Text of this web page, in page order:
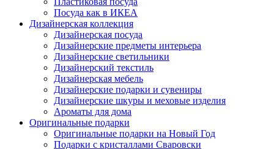
Посуда как в ИКЕА
Дизайнерская коллекция
Дизайнерская посуда
Дизайнерские предметы интерьера
Дизайнерские светильники
Дизайнерский текстиль
Дизайнерская мебель
Дизайнерские подарки и сувениры
Дизайнерские шкуры и меховые изделия
Ароматы для дома
Оригинальные подарки
Оригинальные подарки на Новый Год
Подарки с кристаллами Сваровски